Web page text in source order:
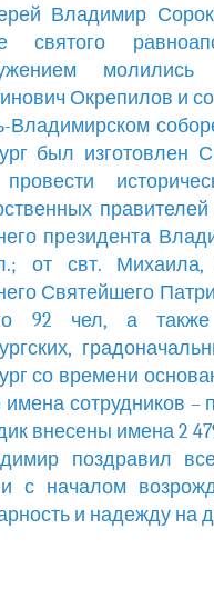
Владимир
святого
Окрепилов и
Владимирском
был изготовлен
президента
от свт. Михаила,
Святейшего
92 чел, а также
со времени
имена сотрудников
внесены имена 2
поздравил
с началом
и надежду на